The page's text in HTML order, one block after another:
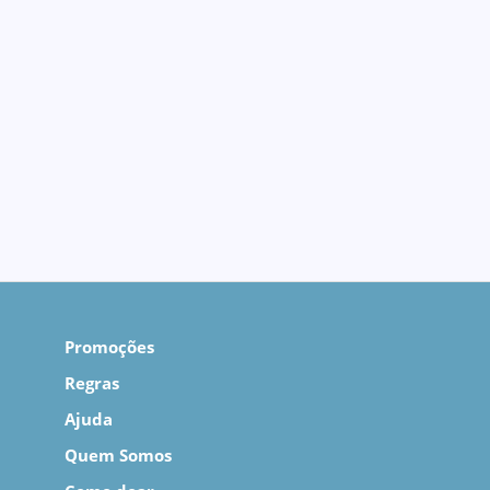
Promoções
Regras
Ajuda
Quem Somos